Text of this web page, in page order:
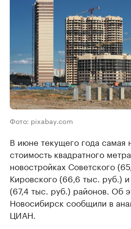
Фото: pixabay.com
В июне текущего года самая
стоимость квадратного
новостройках Советского
Кировского (66,6 тыс. руб.)
(67,4 тыс. руб.) районов. Об
Новосибирск сообщили в
ЦИАН.